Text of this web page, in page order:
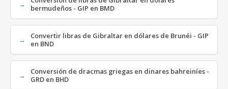
bermudeños - GIP en BMD
Convertir libras de Gibraltar en dólares de Brunéi - GIP
en BND
Conversión de dracmas griegas en dinares bahreiníes -
GRD en BHD